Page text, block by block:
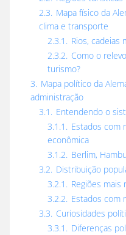
2.3. Mapa físico da
clima e transporte
2.3.1. Rios, cadeias
2.3.2. Como o
turismo?
3. Mapa político da
administração
3.1. Entendendo o
3.1.1. Estados com
econômica
3.1.2. Berlim,
3.2. Distribuição
3.2.1. Regiões mais
3.2.2. Estados com
3.3. Curiosidades
3.3.1. Diferenças